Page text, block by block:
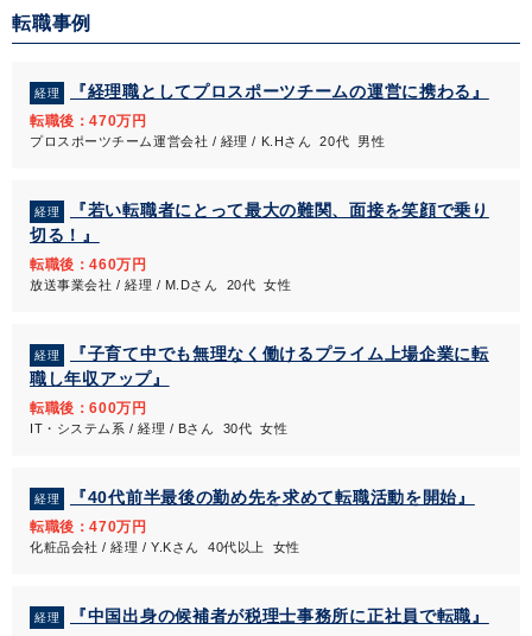
転職事例
経理 『経理職としてプロスポーツチームの運営に携わる』
転職後：470万円
プロスポーツチーム運営会社 / 経理 / K.Hさん 20代 男性
経理
『若い転職者にとって最大の難関、面接を笑顔で乗り
切る！』
転職後：460万円
放送事業会社 / 経理 / M.Dさん 20代 女性
経理
『子育て中でも無理なく働けるプライム上場企業に転
職し年収アップ』
転職後：600万円
IT・システム系 / 経理 / Bさん 30代 女性
経理 『40代前半最後の勤め先を求めて転職活動を開始』
転職後：470万円
化粧品会社 / 経理 / Y.Kさん 40代以上 女性
経理 『中国出身の候補者が税理士事務所に正社員で転職』